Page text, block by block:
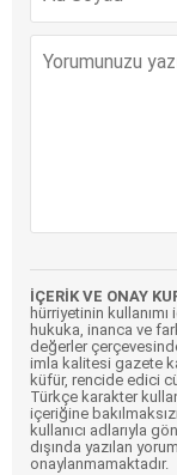
İÇERİK VE ONAY
hürriyetinin kullanımı
hukuka, inanca ve
değerler
imla kalitesi gazete
küfür, rencide edici
Türkçe karakter
içeriğine
kullanıcı adlarıyla
dışında yazılan
onaylanmamaktadır.